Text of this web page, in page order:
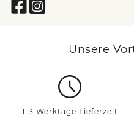
Unsere
1-3 Werktage Lieferzeit